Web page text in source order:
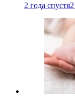
2 года спустя